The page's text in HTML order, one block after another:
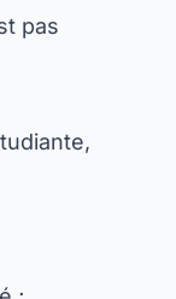
pas
;